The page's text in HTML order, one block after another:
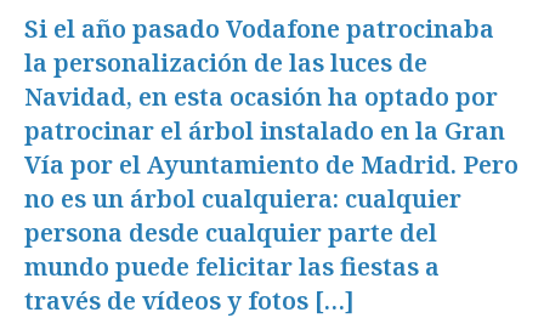
Si el año pasado Vodafone patrocinaba
la personalización de las luces de
Navidad, en esta ocasión ha optado por
patrocinar el árbol instalado en la Gran
Vía por el Ayuntamiento de Madrid. Pero
no es un árbol cualquiera: cualquier
persona desde cualquier parte del
mundo puede felicitar las fiestas a
través de vídeos y fotos […]